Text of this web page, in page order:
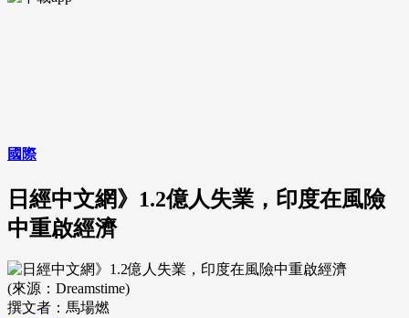
國際
日經中文網》1.2億人失業，印度在風險
中重啟經濟
(來源：Dreamstime)
撰文者：馬場燃